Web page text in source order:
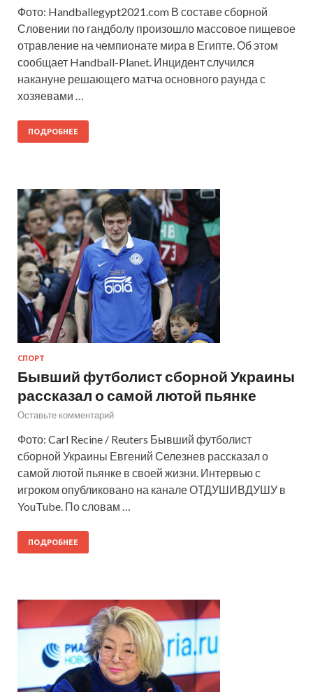
Фото: Handballegypt2021.com В составе сборной
Словении по гандболу произошло массовое пищевое
отравление на чемпионате мира в Египте. Об этом
сообщает Handball-Planet. Инцидент случился
накануне решающего матча основного раунда с
хозяевами …
ПОДРОБНЕЕ
СПОРТ
Бывший футболист сборной Украины
рассказал о самой лютой пьянке
Оставьте комментарий
Фото: Carl Recine / Reuters Бывший футболист
сборной Украины Евгений Селезнев рассказал о
самой лютой пьянке в своей жизни. Интервью с
игроком опубликовано на канале ОТДУШИВДУШУ в
YouTube. По словам …
ПОДРОБНЕЕ